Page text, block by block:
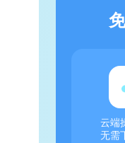
云端
无需